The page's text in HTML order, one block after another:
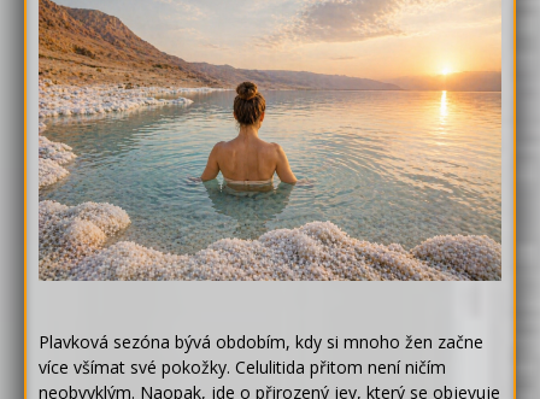
Plavková sezóna bývá obdobím, kdy si mnoho žen začne
více všímat své pokožky. Celulitida přitom není ničím
neobvyklým. Naopak, jde o přirozený jev, který se objevuje